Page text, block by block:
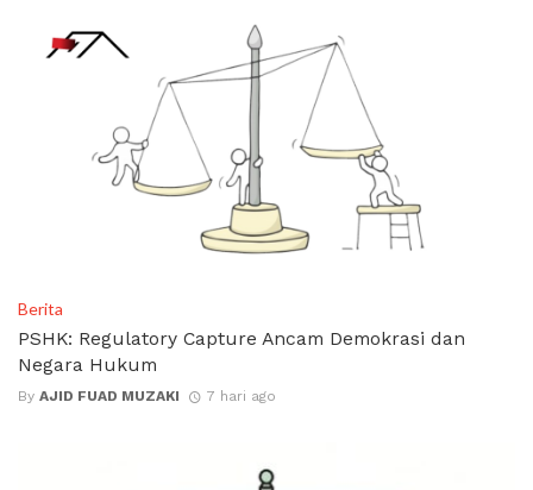
Berita
PSHK: Regulatory Capture Ancam Demokrasi dan
Negara Hukum
By AJID FUAD MUZAKI 7 hari ago